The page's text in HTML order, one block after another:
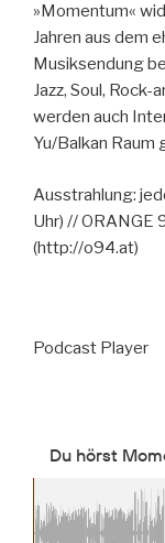
»Momentum«
Jahren aus dem
Musiksendung
Jazz, Soul, Rock-
werden auch
Yu/Balkan Raum
Ausstrahlung:
Uhr) // ORANGE
(http://o94.at)
Podcast Player